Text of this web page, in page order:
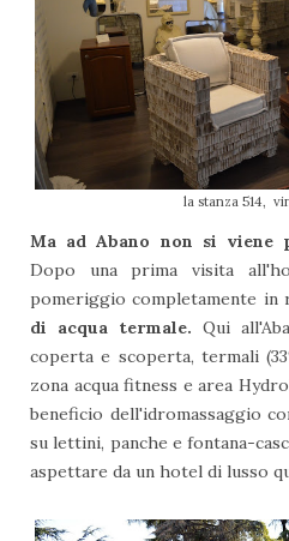
la stanza 514,
Ma ad Abano non si viene
Dopo una prima visita
pomeriggio completamente in
di acqua termale. Qui
coperta e scoperta, termali
zona acqua fitness e area
beneficio dell'idromassaggio
su lettini, panche e fontana-
aspettare da un hotel di lusso